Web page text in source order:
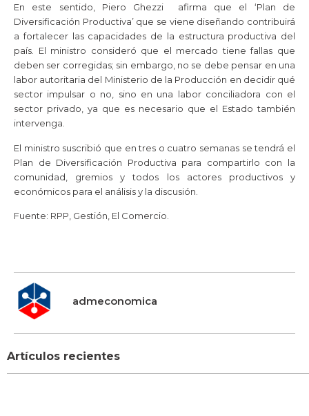
En este sentido, Piero Ghezzi afirma que el ‘Plan de
Diversificación Productiva’ que se viene diseñando contribuirá
a fortalecer las capacidades de la estructura productiva del
país. El ministro consideró que el mercado tiene fallas que
deben ser corregidas; sin embargo, no se debe pensar en una
labor autoritaria del Ministerio de la Producción en decidir qué
sector impulsar o no, sino en una labor conciliadora con el
sector privado, ya que es necesario que el Estado también
intervenga.
El ministro suscribió que en tres o cuatro semanas se tendrá el
Plan de Diversificación Productiva para compartirlo con la
comunidad, gremios y todos los actores productivos y
económicos para el análisis y la discusión.
Fuente: RPP, Gestión, El Comercio.
admeconomica
Artículos recientes